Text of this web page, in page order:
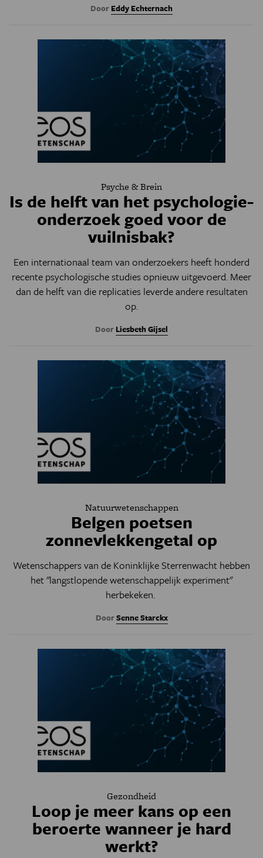
Door Eddy Echternach
Psyche & Brein
Is de helft van het psychologie-
onderzoek goed voor de
vuilnisbak?
Een internationaal team van onderzoekers heeft honderd
recente psychologische studies opnieuw uitgevoerd. Meer
dan de helft van die replicaties leverde andere resultaten
op.
Door Liesbeth Gijsel
Natuurwetenschappen
Belgen poetsen
zonnevlekkengetal op
Wetenschappers van de Koninklijke Sterrenwacht hebben
het "langstlopende wetenschappelijk experiment"
herbekeken.
DoorSenne Starckx
Gezondheid
Loop je meer kans op een
beroerte wanneer je hard
werkt?